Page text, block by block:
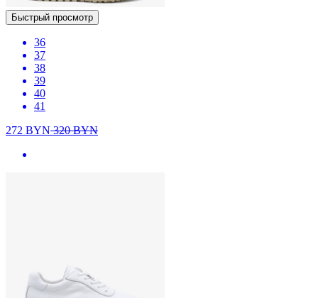
Быстрый просмотр
36
37
38
39
40
41
272 BYN320BYN